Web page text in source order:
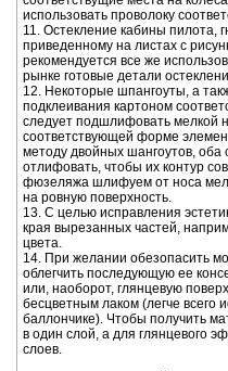
использовать проволоку
11. Остекление кабины пилота,
приведенному на листах с
рекомендуется все же
рынке готовые детали
12. Некоторые шпангоуты, а
подклеивания картоном
следует подшлифовать мелкой
соответствующей форме
методу двойных шангоутов, оба
отлифовать, чтобы их контур
фюзеляжа шлифуем от носа
на ровную поверхность.
13. С целью исправления
края вырезанных частей,
цвета.
14. При желании обезопасить
облегчить последующую ее
или, наоборот, глянцевую
бесцветным лаком (легче всего
баллончике). Чтобы получить
в один слой, а для глянцевого
слоев.